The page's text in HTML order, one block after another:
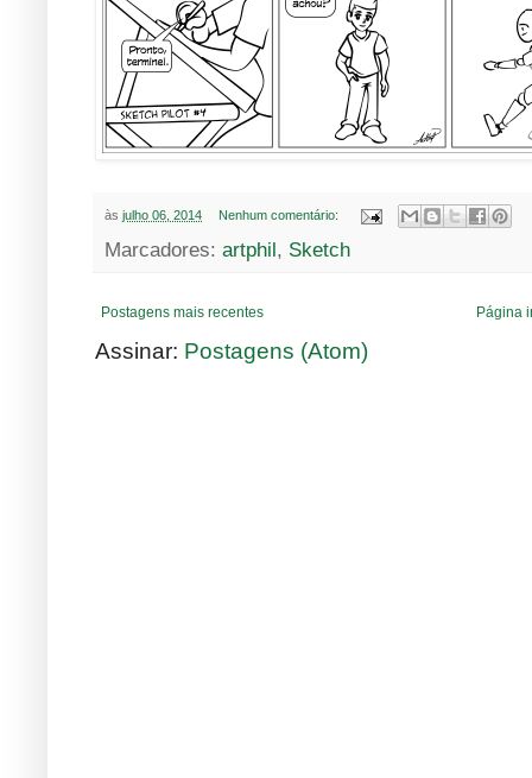
às julho 06, 2014 Nenhum comentário:
Marcadores: artphil , Sketch
Postagens mais recentes Página
Assinar: Postagens (Atom)